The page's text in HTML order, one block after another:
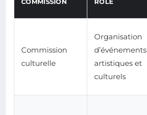
Commission
culturelle
Organisation
d’événements
artistiques et
culturels